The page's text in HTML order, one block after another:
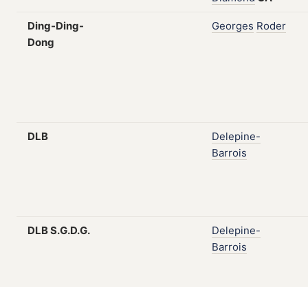
Ding-Ding-
Dong
Georges Roder
DLB
Delepine-
Barrois
DLB S.G.D.G.
Delepine-
Barrois